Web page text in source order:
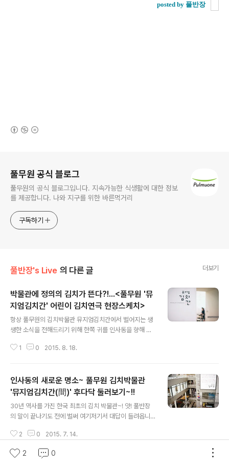
posted by 풀반장
풀무원 공식 블로그
풀무원의 공식 블로그입니다. 지속가능한 식생활에 대한 정보
를 제공합니다. 나와 지구를 위한 바른먹거리
구독하기
풀반장's Live 의 다른 글 더보기
박물관에 정의의 김치가 뜬다?!...<풀무원 '뮤
지엄김치간' 어린이 김치연극 현장스케치>
항상 풀무원의 김치박물관 뮤지엄김치간에서 벌어지는 생
생한 소식을 전해드리기 위해 한쪽 귀를 인사동을 향해 활
된 다양한 행사들이 벌어지고 있는데요. 오늘은 조금 더 특
구요? 후후~ 가능합니다. 김치가 발효되는 과정부터 올바
른 식습관을 기르기 위한 장면까지~ 교육적 효과가 가~득
한 뮤지엄김치간의 김치 연극 ~! 8월 매주 금요일 아침 11
시면 만나볼 수 있다네요. (★10월은 3일(토), 9일(금) 오
후 2시에 시작합니다~!) 흐흠. 하지만 우리 풀사이 가족 여
러분들~ 어떤 내용인지 궁금하시죠? 그렇다면 지금 바로
풀반장과 함게 출~..
1 0 2015. 8. 18.
인사동의 새로운 명소~ 풀무원 김치박물관
'뮤지엄김치간(間)' 후다닥 둘러보기~!!
30년 역사를 가진 한국 최초의 김치 박물관~! 앗! 풀반장
의 말이 끝나기도 전에 벌써 여기저기서 대답이 들려옵니
에 있던 풀무원 김치박물관이 지난 4월, 인사동으로 자리
를 옮겨 '뮤지엄김치간(間)' 으로 다시 태어났거든요. ▶뮤
지엄김치간 재개관 보도자료 보러가기~ 보다 많은 사람들
2 0 2015. 7. 14.
2 0